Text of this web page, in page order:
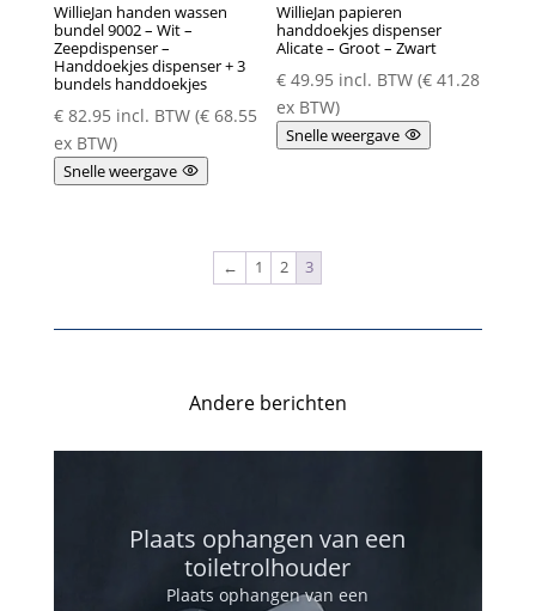
WillieJan handen wassen
bundel 9002 – Wit –
Zeepdispenser –
Handdoekjes dispenser + 3
bundels handdoekjes
€82.95 incl. BTW (€68.55
ex BTW)
Snelle weergave
WillieJan papieren
handdoekjes dispenser
Alicate – Groot – Zwart
€ 49.95 incl. BTW (€ 41.28
ex BTW)
Snelle weergave
← 1 2 3
Andere berichten
Plaats ophangen van een
toiletrolhouder
Plaats ophangen van een